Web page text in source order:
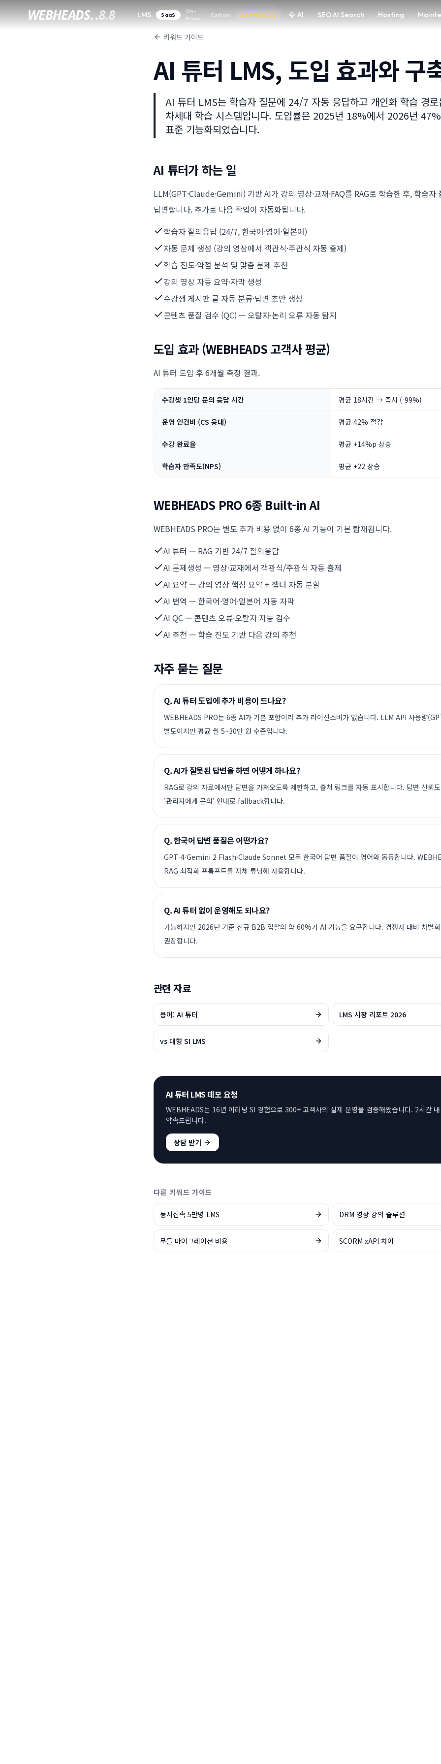
WEBHEADS..8.8 LMS SaaS
On-
Prem
Custom KDT·Training AI SEO·AI Search Hosting
키워드 가이드
AI 튜터 LMS, 도입 효과와 구
AI 튜터 LMS는 학습자 질문에 24/7 자동 응답하고 개인화 학습 경
차세대 학습 시스템입니다. 도입률은 2025년 18%에서 2026년
표준 기능화되었습니다.
AI 튜터가 하는 일
LLM(GPT·Claude·Gemini) 기반 AI가 강의 영상·교재·FAQ를 RAG로 학습한 후, 학습자
답변합니다. 추가로 다음 작업이 자동화됩니다.
학습자 질의응답 (24/7, 한국어·영어·일본어)
자동 문제 생성 (강의 영상에서 객관식·주관식 자동 출제)
학습 진도·약점 분석 및 맞춤 문제 추천
강의 영상 자동 요약·자막 생성
수강생 게시판 글 자동 분류·답변 초안 생성
콘텐츠 품질 검수 (QC) — 오탈자·논리 오류 자동 탐지
도입 효과 (WEBHEADS 고객사 평균)
AI 튜터 도입 후 6개월 측정 결과.
수강생 1인당 문의 응답 시간 평균 18시간 → 즉시 (-99%)
운영 인건비 (CS 응대) 평균 42% 절감
수강 완료율 평균 +14%p 상승
학습자 만족도(NPS) 평균 +22 상승
WEBHEADS PRO 6종 Built-in AI
WEBHEADS PRO는 별도 추가 비용 없이 6종 AI 기능이 기본 탑재됩니다.
AI 튜터 — RAG 기반 24/7 질의응답
AI 문제생성 — 영상·교재에서 객관식/주관식 자동 출제
AI 요약 — 강의 영상 핵심 요약 + 챕터 자동 분할
AI 번역 — 한국어·영어·일본어 자동 자막
AI QC — 콘텐츠 오류·오탈자 자동 검수
AI 추천 — 학습 진도 기반 다음 강의 추천
자주 묻는 질문
Q.AI 튜터 도입에 추가 비용이 드나요?
WEBHEADS PRO는 6종 AI가 기본 포함이라 추가 라이선스비가 없습니다. LLM API 사용량
별도이지만 평균 월 5~30만 원 수준입니다.
Q.AI가 잘못된 답변을 하면 어떻게 하나요?
RAG로 강의 자료에서만 답변을 가져오도록 제한하고, 출처 링크를 자동 표시합니다. 답변 신뢰
'관리자에게 문의' 안내로 fallback합니다.
Q.한국어 답변 품질은 어떤가요?
GPT-4·Gemini 2 Flash·Claude Sonnet 모두 한국어 답변 품질이 영어와 동등합니다.
RAG 최적화 프롬프트를 자체 튜닝해 사용합니다.
Q.AI 튜터 없이 운영해도 되나요?
가능하지만 2026년 기준 신규 B2B 입찰의 약 60%가 AI 기능을 요구합니다. 경쟁사 대비 차별
권장합니다.
관련 자료
용어: AI 튜터 LMS 시장 리포트 2026
vs 대형 SI LMS
AI 튜터 LMS 데모 요청
WEBHEADS는 16년 이러닝 SI 경험으로 300+ 고객사의 실제 운영을 검증해왔습니다. 2시간
약속드립니다.
상담 받기
다른 키워드 가이드
동시접속 5만명 LMS DRM 영상 강의 솔루션
무들 마이그레이션 비용 SCORM xAPI 차이